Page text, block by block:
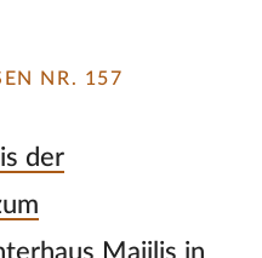
NR. 157
der
Majilis in